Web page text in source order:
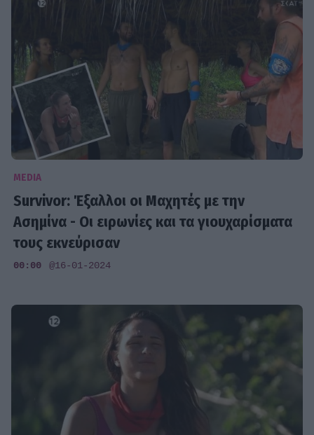
MEDIA
Survivor: Έξαλλοι οι Μαχητές με την
Ασημίνα - Οι ειρωνίες και τα γιουχαρίσματα
τους εκνεύρισαν
00:00 @16-01-2024